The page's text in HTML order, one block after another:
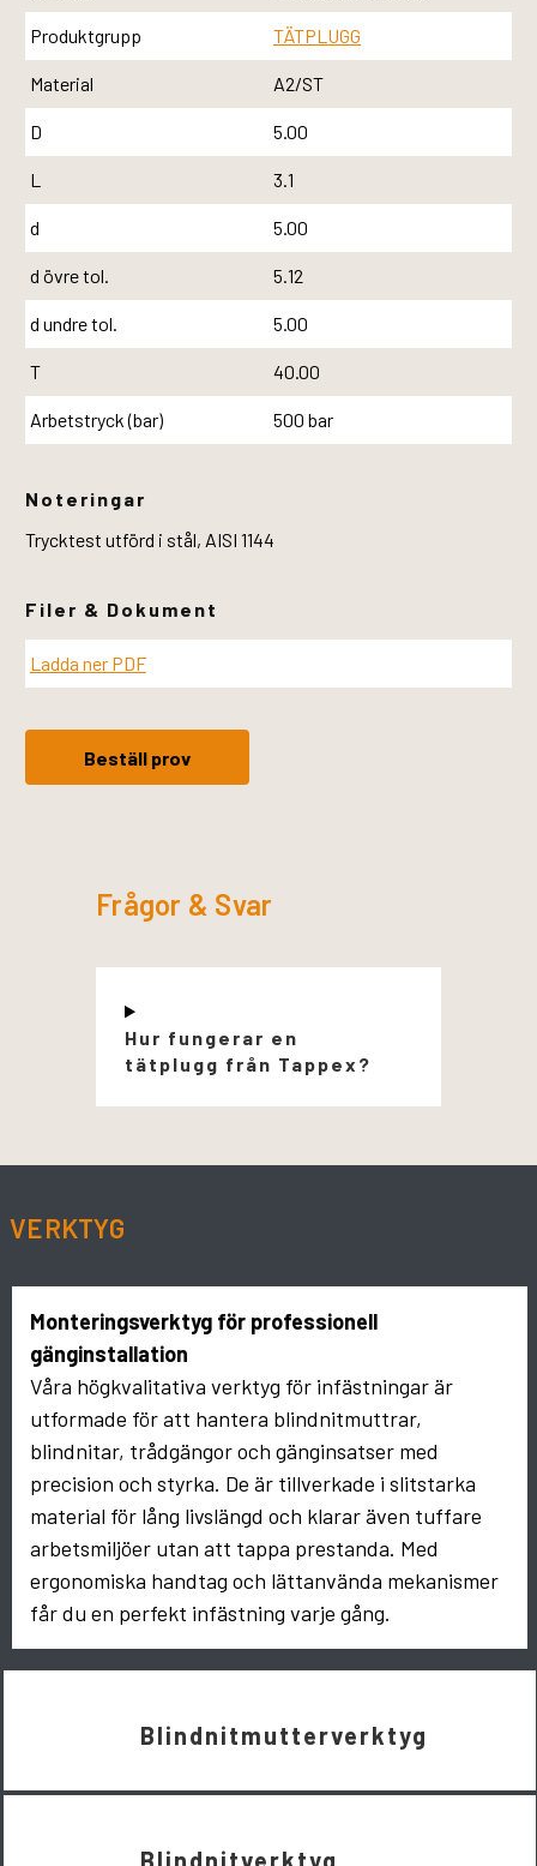
Produktgrupp TÄTPLUGG
Material A2/ST
D 5.00
L 3.1
d 5.00
d övre tol. 5.12
d undre tol. 5.00
T 40.00
Arbetstryck (bar) 500 bar
Noteringar
Trycktest utförd i stål, AISI 1144
Filer & Dokument
Ladda ner PDF
Beställ prov
Frågor & Svar
Hur fungerar en
tätplugg från Tappex?
VERKTYG
Monteringsverktyg för professionell
gänginstallation
Våra högkvalitativa verktyg för infästningar är
utformade för att hantera blindnitmuttrar,
blindnitar, trådgängor och gänginsatser med
precision och styrka. De är tillverkade i slitstarka
material för lång livslängd och klarar även tuffare
arbetsmiljöer utan att tappa prestanda. Med
ergonomiska handtag och lättanvända mekanismer
får du en perfekt infästning varje gång.
Blindnitmutterverktyg